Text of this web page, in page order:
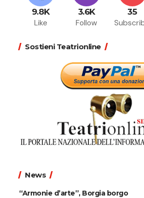
9.8K
Like
3.6K
Follow
35
Sostieni Teatrionline
News
“Armonie d’arte”, Borgia borgo